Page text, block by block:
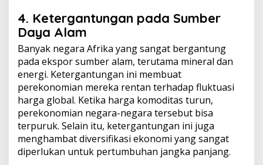
4. Ketergantungan pada Sumber
Daya Alam
Banyak negara Afrika yang sangat bergantung
pada ekspor sumber alam, terutama mineral dan
energi. Ketergantungan ini membuat
perekonomian mereka rentan terhadap fluktuasi
harga global. Ketika harga komoditas turun,
perekonomian negara-negara tersebut bisa
terpuruk. Selain itu, ketergantungan ini juga
menghambat diversifikasi ekonomi yang sangat
diperlukan untuk pertumbuhan jangka panjang.